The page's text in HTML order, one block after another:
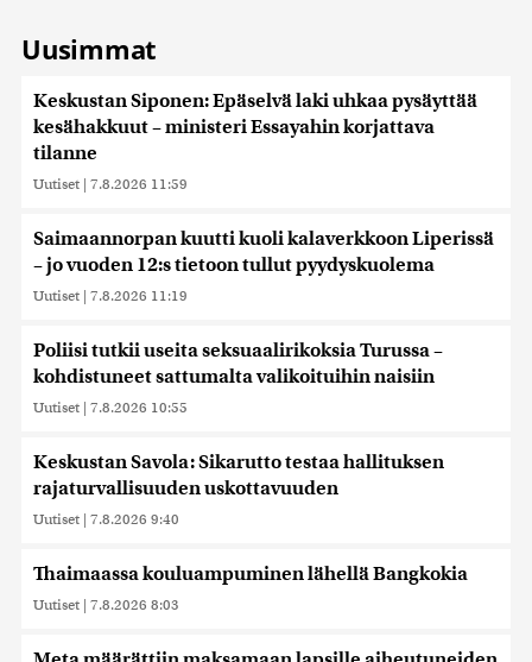
Uusimmat
Keskustan Siponen: Epäselvä laki uhkaa pysäyttää
kesähakkuut – ministeri Essayahin korjattava
tilanne
Uutiset | 7.8.2026 11:59
Saimaannorpan kuutti kuoli kalaverkkoon Liperissä
– jo vuoden 12:s tietoon tullut pyydyskuolema
Uutiset | 7.8.2026 11:19
Poliisi tutkii useita seksuaalirikoksia Turussa –
kohdistuneet sattumalta valikoituihin naisiin
Uutiset | 7.8.2026 10:55
Keskustan Savola: Sikarutto testaa hallituksen
rajaturvallisuuden uskottavuuden
Uutiset | 7.8.2026 9:40
Thaimaassa kouluampuminen lähellä Bangkokia
Uutiset | 7.8.2026 8:03